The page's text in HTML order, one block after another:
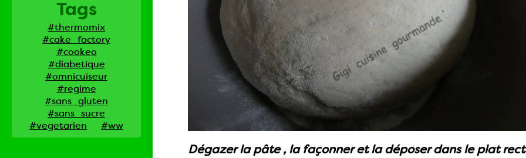
Tags
#thermomix
#cake_factory
#cookeo
#diabetique
#omnicuiseur
#regime
#sans_gluten
#sans_sucre
#vegetarien
#ww
Dégazer la pâte , la façonner et la déposer dans le plat